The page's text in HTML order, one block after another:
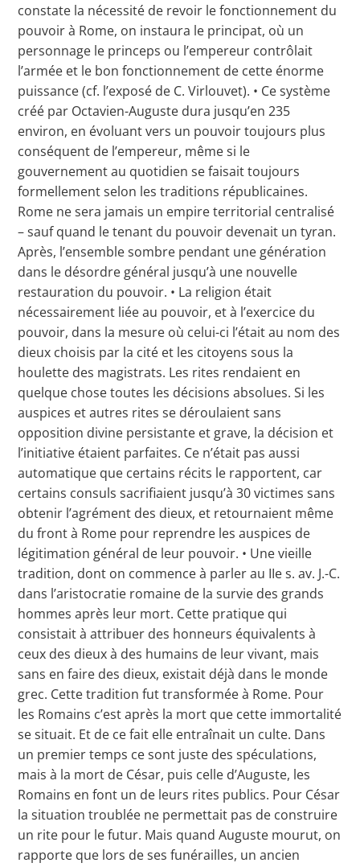
constate la nécessité de revoir le fonctionnement du
pouvoir à Rome, on instaura le principat, où un
personnage le princeps ou l’empereur contrôlait
l’armée et le bon fonctionnement de cette énorme
puissance (cf. l’exposé de C. Virlouvet). • Ce système
créé par Octavien-Auguste dura jusqu’en 235
environ, en évoluant vers un pouvoir toujours plus
conséquent de l’empereur, même si le
gouvernement au quotidien se faisait toujours
formellement selon les traditions républicaines.
Rome ne sera jamais un empire territorial centralisé
– sauf quand le tenant du pouvoir devenait un tyran.
Après, l’ensemble sombre pendant une génération
dans le désordre général jusqu’à une nouvelle
restauration du pouvoir. • La religion était
nécessairement liée au pouvoir, et à l’exercice du
pouvoir, dans la mesure où celui-ci l’était au nom des
dieux choisis par la cité et les citoyens sous la
houlette des magistrats. Les rites rendaient en
quelque chose toutes les décisions absolues. Si les
auspices et autres rites se déroulaient sans
opposition divine persistante et grave, la décision et
l’initiative étaient parfaites. Ce n’était pas aussi
automatique que certains récits le rapportent, car
certains consuls sacrifiaient jusqu’à 30 victimes sans
obtenir l’agrément des dieux, et retournaient même
du front à Rome pour reprendre les auspices de
légitimation général de leur pouvoir. • Une vieille
tradition, dont on commence à parler au IIe s. av. J.-C.
dans l’aristocratie romaine de la survie des grands
hommes après leur mort. Cette pratique qui
consistait à attribuer des honneurs équivalents à
ceux des dieux à des humains de leur vivant, mais
sans en faire des dieux, existait déjà dans le monde
grec. Cette tradition fut transformée à Rome. Pour
les Romains c’est après la mort que cette immortalité
se situait. Et de ce fait elle entraînait un culte. Dans
un premier temps ce sont juste des spéculations,
mais à la mort de César, puis celle d’Auguste, les
Romains en font un de leurs rites publics. Pour César
la situation troublée ne permettait pas de construire
un rite pour le futur. Mais quand Auguste mourut, on
rapporte que lors de ses funérailles, un ancien